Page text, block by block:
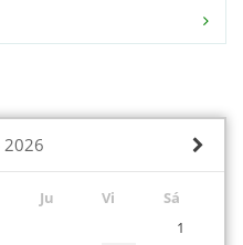
2026
Ju Vi
Sá
1